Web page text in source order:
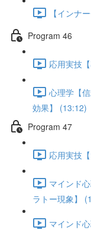
【インナ
Program 46
応用実技
心理学【
効果】 (13:12)
Program 47
応用実技
マインド
ラトー現象】
マインド